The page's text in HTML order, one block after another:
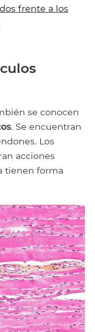
frente a los
se conocen
. Se encuentran
Los
acciones
tienen forma